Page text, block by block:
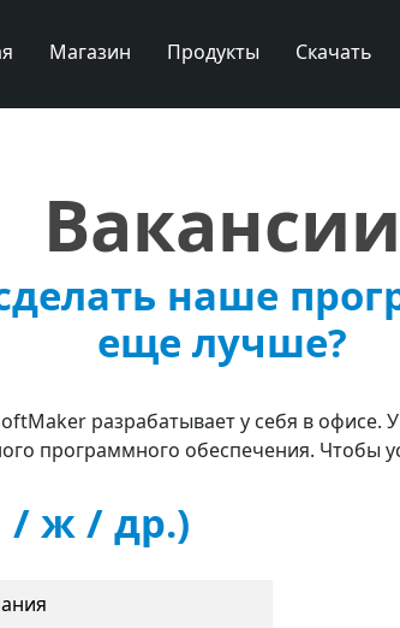
Магазин Продукты Скачать
Вакансии
наше
еще лучше?
разрабатывает у себя в офисе.
программного обеспечения. Чтобы
/ ж / др.)